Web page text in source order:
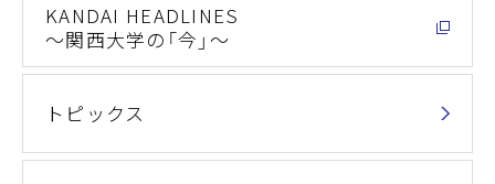
KANDAI HEADLINES
～関西大学の「今」～
トピックス